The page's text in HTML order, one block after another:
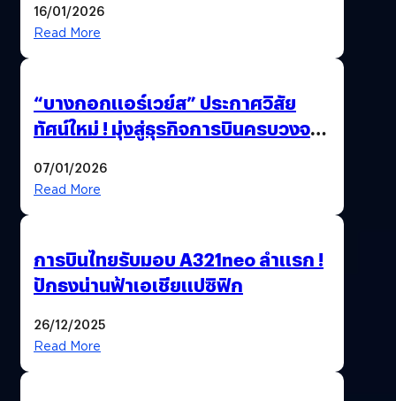
ได้ 53,000 ล้านบาท
16/01/2026
Read More
“บางกอกแอร์เวย์ส” ประกาศวิสัย
ทัศน์ใหม่ ! มุ่งสู่ธุรกิจการบินครบวงจร
สังคม
07/01/2026
Read More
การบินไทยรับมอบ A321neo ลำแรก !
ปักธงน่านฟ้าเอเชียแปซิฟิก
26/12/2025
Read More